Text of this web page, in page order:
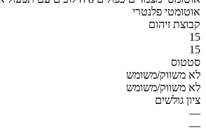
אוטומטי פלנטרי
קבוצת זיהום
15
15
סטטוס
לא משווק/משומש
לא משווק/משומש
ציון גולשים
—
—